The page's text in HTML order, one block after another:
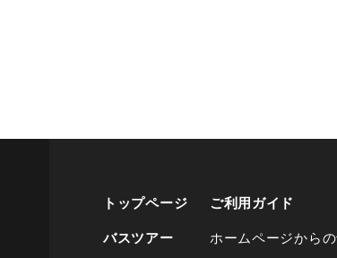
トップページ
バスツアー
ご利用ガイド
ホームページから